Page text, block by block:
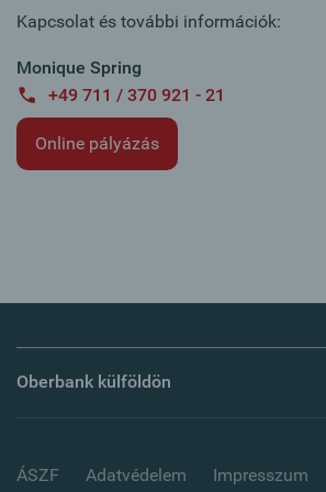
Kapcsolat és további információk:
Monique Spring
+49 711 / 370 921 - 21
Online pályázás
Oberbank külföldön
ÁSZF Adatvédelem
Impresszum